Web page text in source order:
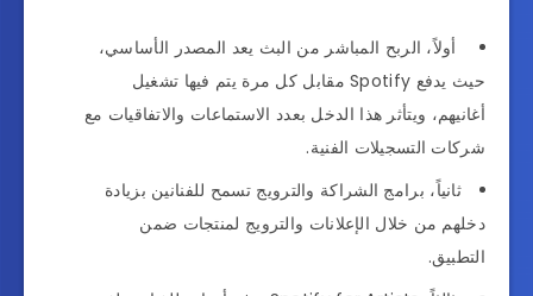
أولاً، الربح المباشر من البث يعد المصدر الأساسي،
حيث يدفع Spotify مقابل كل مرة يتم فيها تشغيل
أغانيهم، ويتأثر هذا الدخل بعدد الاستماعات والاتفاقيات مع
شركات التسجيلات الفنية.
ثانياً، برامج الشراكة والترويج تسمح للفنانين بزيادة
دخلهم من خلال الإعلانات والترويج لمنتجات ضمن
التطبيق.